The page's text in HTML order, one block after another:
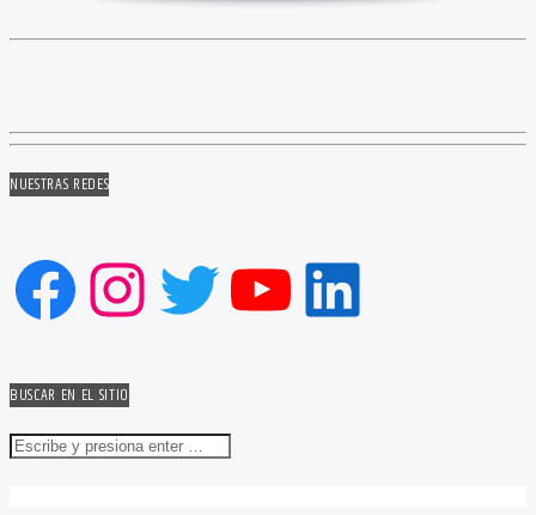
NUESTRAS REDES
Facebook
Instagram
Twitter
YouTube
LinkedIn
BUSCAR EN EL SITIO